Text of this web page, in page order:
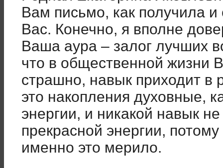
Вам письмо, как получила
Вас. Конечно, я вполне
Ваша аура – залог лучших
что в общественной жизни
страшно, навык приходит в
это накопления духовные,
энергии, и никакой навык
прекрасной энергии,
именно это мерило.